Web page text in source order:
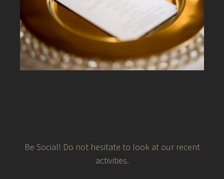
Be Social! Do not hesitate to look at our recent
activities.